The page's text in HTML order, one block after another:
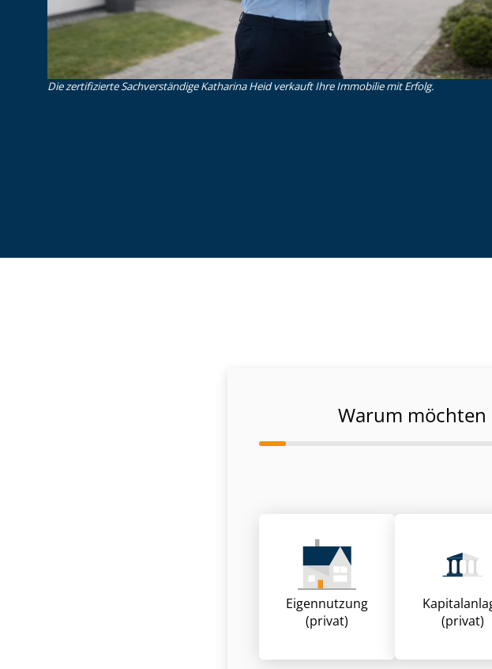
Die zertifizierte Sachverständige Katharina Heid verkauft Ihre Immobilie mit Erfolg.
Warum möchten
Eigennutzung
(privat)
(privat)